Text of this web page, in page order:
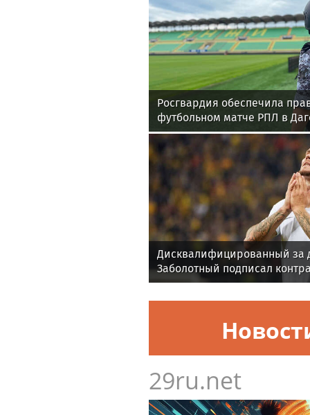
Росгвардия обеспечила
футбольном матче РПЛ в
Дисквалифицированный за
Заболотный подписал
29ru.net